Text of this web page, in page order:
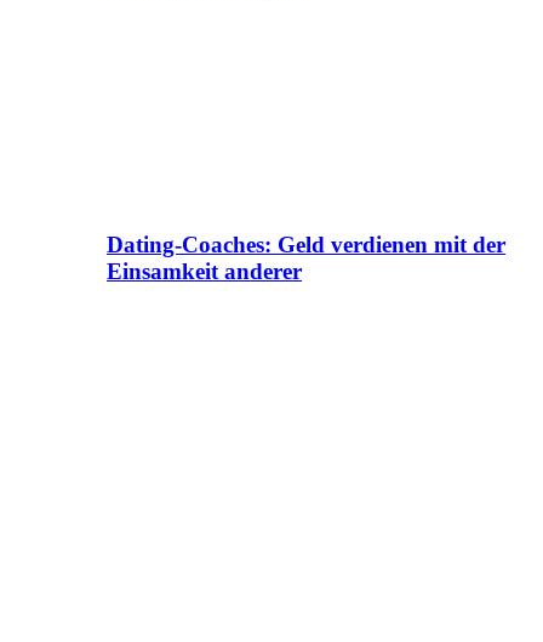
Dating-Coaches: Geld verdienen mit der
Einsamkeit anderer